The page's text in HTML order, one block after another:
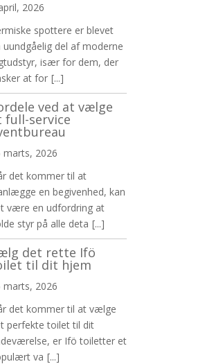
2026
spottere er blevet
uundgåelig del af moderne
især for dem, der
at for [...]
ved at vælge
full-service
marts, 2026
det kommer til at
en begivenhed, kan
være en udfordring at
styr på alle deta [...]
det rette Ifö
til dit hjem
marts, 2026
det kommer til at vælge
perfekte toilet til dit
er Ifö toiletter et
va [...]